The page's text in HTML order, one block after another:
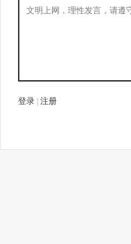
登录 注册